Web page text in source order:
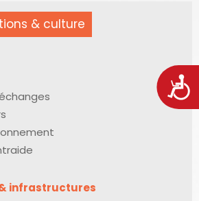
& culture
infrastructures